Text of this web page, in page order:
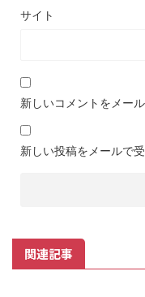
サイト
新しいコメントをメー
新しい投稿をメールで
関連記事